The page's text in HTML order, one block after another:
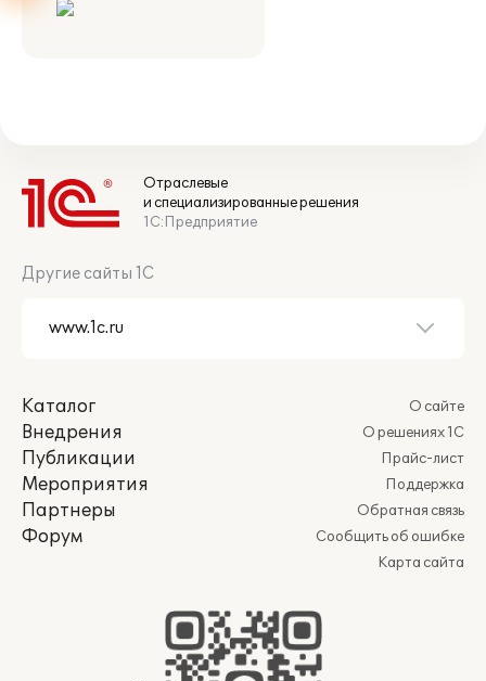
Отраслевые
и специализированные решения
1С:Предприятие
Другие сайты 1С
Каталог
Внедрения
Публикации
Мероприятия
Партнеры
Форум
О сайте
О решениях 1С
Прайс-лист
Поддержка
Обратная связь
Сообщить об ошибке
Карта сайта